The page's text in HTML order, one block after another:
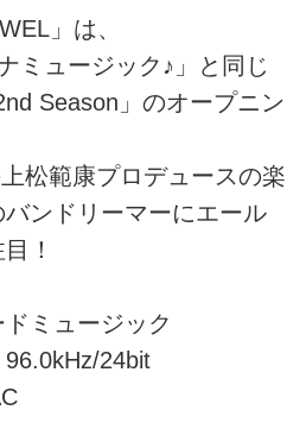
」は、
ミュージック♪」と同じ
Season」のオープニン
松範康プロデュースの楽
ンドリーマーにエール
！
ミュージック
24bit